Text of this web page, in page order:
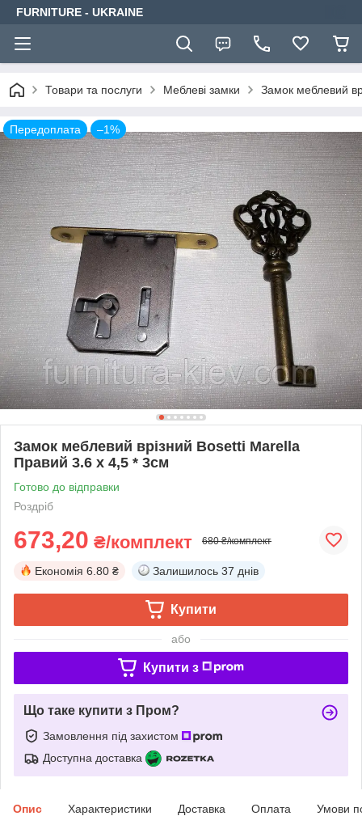
FURNITURE - UKRAINE
Товари та послуги Меблеві замки Замок меблевий
Передоплата –1%
Замок меблевий врізний Bosetti Marella
Правий 3.6 x 4,5 * 3см
Готово до відправки
Роздріб
673,20 ₴/комплект 680 ₴/комплект
Економія 6.80 ₴ Залишилось 37 днів
Купити
або
Купити з
Що таке купити з Пром?
Замовлення під захистом
Доступна доставка
Опис Характеристики Доставка Оплата Умови